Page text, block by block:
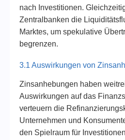
nach Investitionen.
Zentralbanken die
Marktes, um spekulative
begrenzen.
3.1 Auswirkungen von
Zinsanhebungen haben
Auswirkungen auf das
verteuern die
Unternehmen und
den Spielraum für